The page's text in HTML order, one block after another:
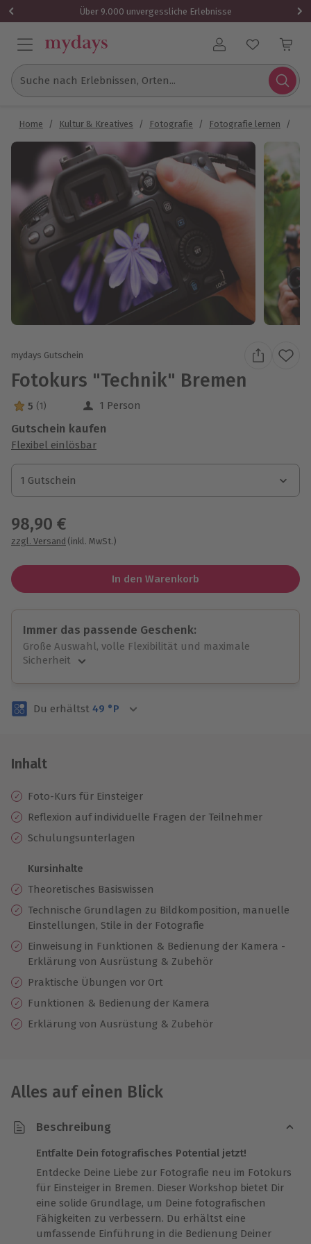
Über 9.000 unvergessliche Erlebnisse
Benutzerkonto
Suche nach Erlebnissen, Orten...
Home / Kultur & Kreatives / Fotografie / Fotografie lernen /
mydays Gutschein
Fotokurs "Technik" Bremen
5 Sterne von 5 aus 1 Bewertungen
5 (1) 1 Person
Gutschein kaufen
Flexibel einlösbar
1 Gutschein
1 Gutschein
1 Gutschein
98,90 €
zzgl. Versand (inkl. MwSt.)
In den Warenkorb
Immer das passende Geschenk:
Große Auswahl, volle Flexibilität und maximale
Sicherheit
Volle Flexibilität
3 Jahre gültig & verlängerbar.
Du erhältst 49 °P
Inhalt
Foto-Kurs für Einsteiger
Reflexion auf individuelle Fragen der Teilnehmer
Schulungsunterlagen
Kursinhalte
Theoretisches Basiswissen
Technische Grundlagen zu Bildkomposition, manuelle
Einstellungen, Stile in der Fotografie
Einweisung in Funktionen & Bedienung der Kamera -
Erklärung von Ausrüstung & Zubehör
Praktische Übungen vor Ort
Funktionen & Bedienung der Kamera
Erklärung von Ausrüstung & Zubehör
Alles auf einen Blick
Beschreibung
Entfalte Dein fotografisches Potential jetzt!
Entdecke Deine Liebe zur Fotografie neu im Fotokurs
für Einsteiger in Bremen. Dieser Workshop bietet Dir
eine solide Grundlage, um Deine fotografischen
Fähigkeiten zu verbessern. Du erhältst eine
umfassende Einführung in die Bedienung Deiner